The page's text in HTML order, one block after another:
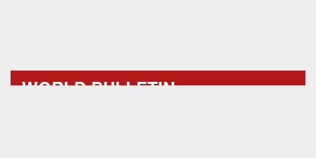
WORLD BULLETIN